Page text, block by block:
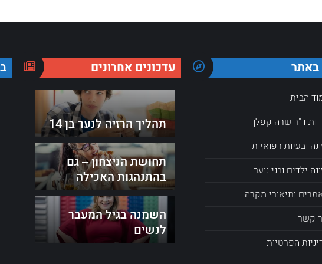
באתר
הבית
ד"ר שרה קפלן
ובעיות רפואיות
ילדים ובני נוער
ותיאורי מקרה
קשר
הפרטיות
עדכונים אחרונים
תהליך הרזיה לנער בן 14
תחושת הניצחון – גם
בהתנהגות האכילה
השמנה בגיל המעבר
לנשים